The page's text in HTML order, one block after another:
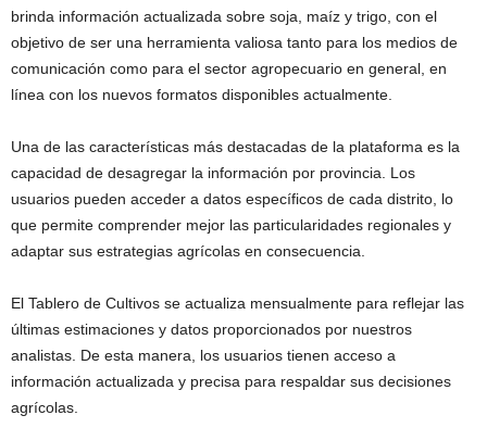
brinda información actualizada sobre soja, maíz y trigo, con el
objetivo de ser una herramienta valiosa tanto para los medios de
comunicación como para el sector agropecuario en general, en
línea con los nuevos formatos disponibles actualmente.
Una de las características más destacadas de la plataforma es la
capacidad de desagregar la información por provincia. Los
usuarios pueden acceder a datos específicos de cada distrito, lo
que permite comprender mejor las particularidades regionales y
adaptar sus estrategias agrícolas en consecuencia.
El Tablero de Cultivos se actualiza mensualmente para reflejar las
últimas estimaciones y datos proporcionados por nuestros
analistas. De esta manera, los usuarios tienen acceso a
información actualizada y precisa para respaldar sus decisiones
agrícolas.